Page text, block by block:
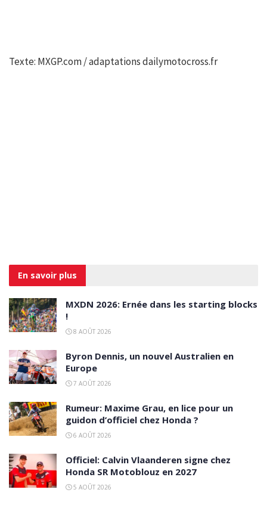
Texte: MXGP.com / adaptations dailymotocross.fr
En savoir plus
MXDN 2026: Ernée dans les starting blocks
!
8 AOÛT 2026
Byron Dennis, un nouvel Australien en
Europe
7 AOÛT 2026
Rumeur: Maxime Grau, en lice pour un
guidon d’officiel chez Honda ?
6 AOÛT 2026
Officiel: Calvin Vlaanderen signe chez
Honda SR Motoblouz en 2027
5 AOÛT 2026